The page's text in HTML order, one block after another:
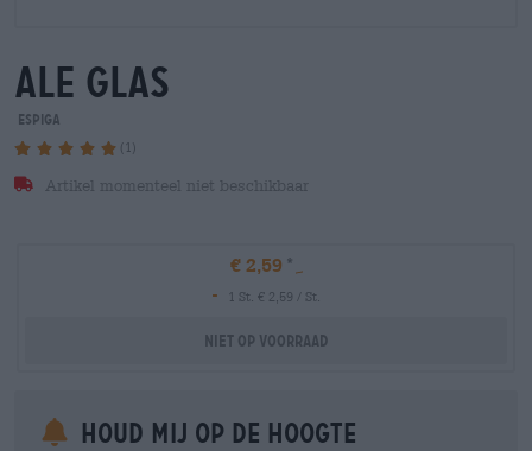
ale glas
Espiga
(1)
Artikel momenteel niet beschikbaar
€ 2,59
-
1 St. € 2,59 / St.
Niet op voorraad
Houd mij op de hoogte